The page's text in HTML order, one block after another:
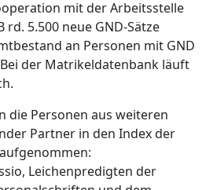
mit der Arbeitsstelle
rd. 5.500 neue GND-Sätze
an Personen mit GND
der Matrikeldatenbank läuft
die Personen aus weiteren
Partner in den Index der
Leichenpredigten der